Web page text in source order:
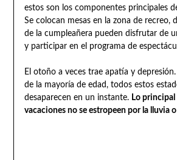
estos son los componentes principales
Se colocan mesas en la zona de recreo,
de la cumpleañera pueden disfrutar de
y participar en el programa de
El otoño a veces trae apatía y
de la mayoría de edad, todos estos
desaparecen en un instante. Lo principal
vacaciones no se estropeen por la lluvia